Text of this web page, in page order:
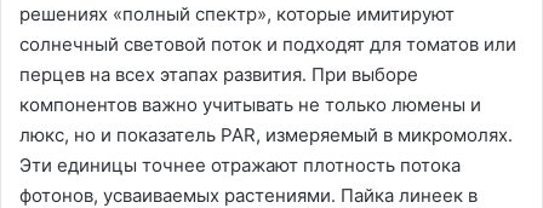
решениях «полный спектр», которые имитируют
солнечный световой поток и подходят для томатов или
перцев на всех этапах развития․ При выборе
компонентов важно учитывать не только люмены и
люкс, но и показатель PAR, измеряемый в микромолях․
Эти единицы точнее отражают плотность потока
фотонов, усваиваемых растениями․ Пайка линеек в